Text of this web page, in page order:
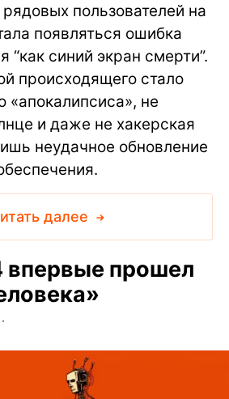
пользователей на
появляться ошибка
“как синий экран смерти”.
происходящего стало
«апокалипсиса», не
и даже не хакерская
неудачное обновление
далее
впервые прошел
∙